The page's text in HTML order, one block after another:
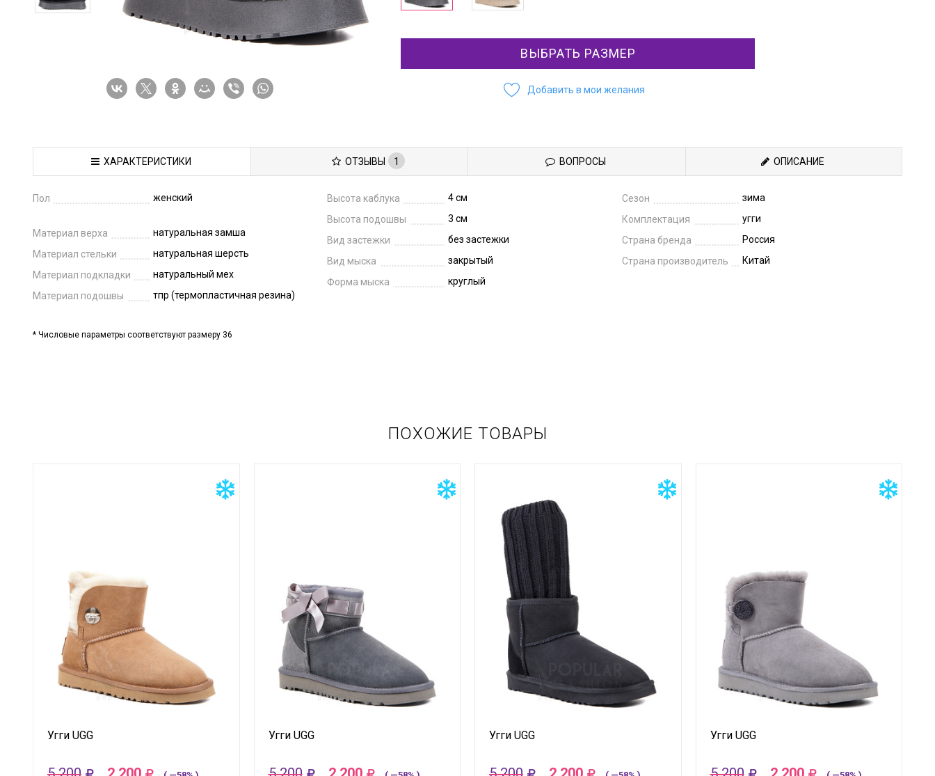
ВЫБРАТЬ РАЗМЕР
Добавить в мои желания
ХАРАКТЕРИСТИКИ ОТЗЫВЫ 1 ВОПРОСЫ ОПИСАНИЕ
Пол женский
Материал верха
натуральная замша
Материал стельки
натуральная шерсть
Материал подкладки
натуральный мех
Материал подошвы
тпр (термопластичная резина)
Высота каблука
4 см
Высота подошвы
3 см
Вид застежки
без застежки
Вид мыска
закрытый
Форма мыска
круглый
Сезон
зима
Комплектация
угги
Страна бренда
Россия
Страна производитель
Китай
* Числовые параметры соответствуют размеру 36
ПОХОЖИЕ ТОВАРЫ
Угги UGG Угги UGG Угги UGG Угги UGG